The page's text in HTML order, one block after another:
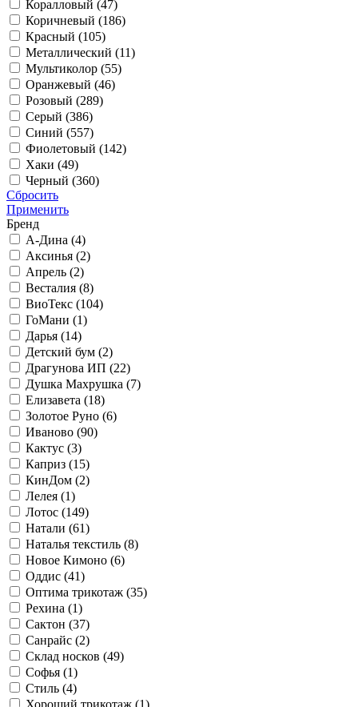
Коралловый (47)
Коричневый (186)
Красный (105)
Металлический (11)
Мультиколор (55)
Оранжевый (46)
Розовый (289)
Серый (386)
Синий (557)
Фиолетовый (142)
Хаки (49)
Черный (360)
Сбросить
Применить
Бренд
А-Дина (4)
Аксинья (2)
Апрель (2)
Весталия (8)
ВиоТекс (104)
ГоМани (1)
Дарья (14)
Детский бум (2)
Драгунова ИП (22)
Душка Махрушка (7)
Елизавета (18)
Золотое Руно (6)
Иваново (90)
Кактус (3)
Каприз (15)
КинДом (2)
Лелея (1)
Лотос (149)
Натали (61)
Наталья текстиль (8)
Новое Кимоно (6)
Оддис (41)
Оптима трикотаж (35)
Рехина (1)
Сактон (37)
Санрайс (2)
Склад носков (49)
Софья (1)
Стиль (4)